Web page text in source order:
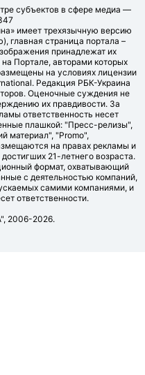
субъектов в сфере медиа —
имеет трехязычную версию
главная страница портала –
принадлежат их
Портале, авторами которых
на условиях лицензии
Редакция РБК-Украина
Оценочные суждения не
их правдивости. За
ответственность несет
плашкой: "Пресс-релизы",
материал", "Promo",
на правах рекламы и
21-летнего возраста.
формат, охватывающий
с деятельностью компаний,
самими компаниями, и
ответственности.
2006-2026.